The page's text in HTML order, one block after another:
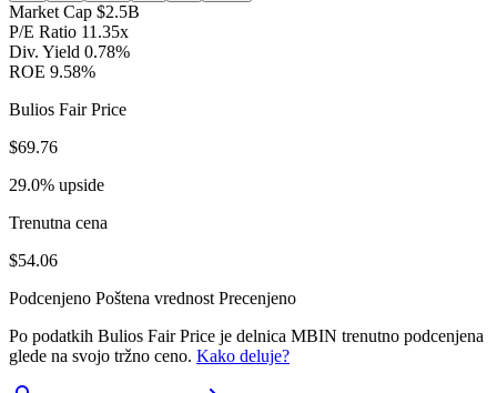
Market Cap $2.5B
P/E Ratio 11.35x
Div. Yield 0.78%
ROE 9.58%
Bulios Fair Price
$69.76
29.0% upside
Trenutna cena
$54.06
Podcenjeno Poštena vrednost Precenjeno
Po podatkih Bulios Fair Price je delnica MBIN trenutno podcenjena
glede na svojo tržno ceno. Kako deluje?